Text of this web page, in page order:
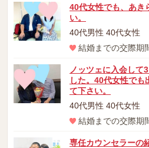
40代女性でも、あき
い。
40代男性 40代女性
結婚までの交際期
ノッツェに入会して
した。40代女性でも
て下さい。
40代男性 40代女性
結婚までの交際期
専任カウンセラーの